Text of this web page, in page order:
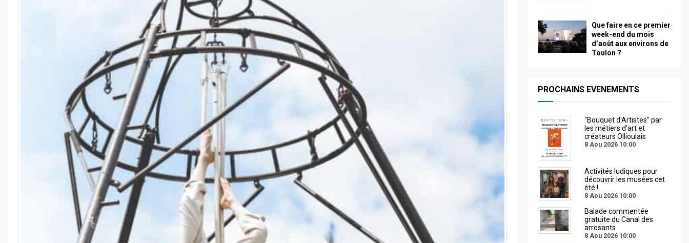
Que faire en ce premier
week-end du mois
d’août aux environs de
Toulon ?
PROCHAINS EVENEMENTS
"Bouquet d'Artistes" par
les métiers d'art et
créateurs Ollioulais
8 Aou 2026 10:00
Activités ludiques pour
découvrir les musées cet
été !
8 Aou 2026 10:00
Balade commentée
gratuite du Canal des
arrosants
8 Aou 2026 10:00